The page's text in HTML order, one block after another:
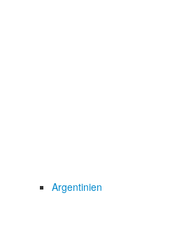
Argentinien